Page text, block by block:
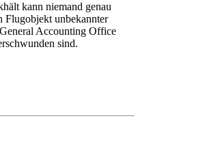
kann niemand genau
Flugobjekt unbekannter
Accounting Office
sind.